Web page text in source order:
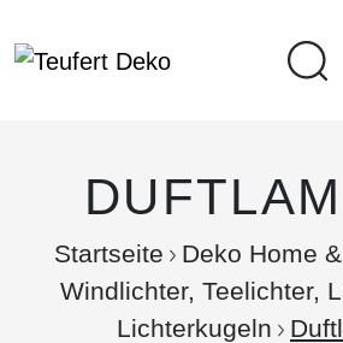
Startseite
Deko Home
Windlichter, Teelichter,
Lichterkugeln